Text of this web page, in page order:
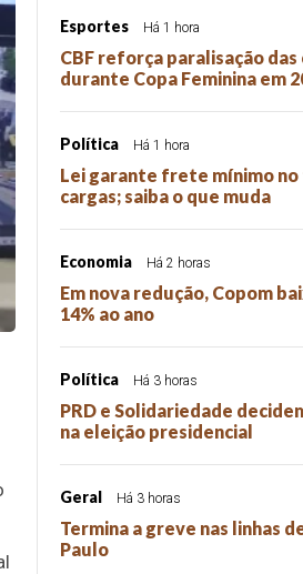
Esportes Há 1 hora
CBF reforça paralisação
durante Copa Feminina em
Política Há 1 hora
Lei garante frete mínimo
cargas; saiba o que muda
Economia Há 2 horas
Em nova redução, Copom
14% ao ano
Política Há 3 horas
PRD e Solidariedade
na eleição presidencial
Geral Há 3 horas
Termina a greve nas linhas
Paulo